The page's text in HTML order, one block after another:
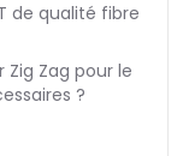
de qualité fibre
Zag pour le
?